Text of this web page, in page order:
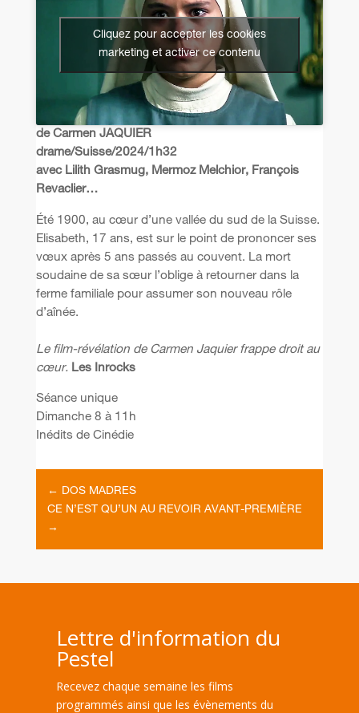
Cliquez pour accepter les cookies
marketing et activer ce contenu
de Carmen JAQUIER
drame/Suisse/2024/1h32
avec Lilith Grasmug, Mermoz Melchior, François
Revaclier…
Été 1900, au cœur d’une vallée du sud de la Suisse.
Elisabeth, 17 ans, est sur le point de prononcer ses
vœux après 5 ans passés au couvent. La mort
soudaine de sa sœur l’oblige à retourner dans la
ferme familiale pour assumer son nouveau rôle
d’aînée.
Le film-révélation de Carmen Jaquier frappe droit au
cœur. Les Inrocks
Séance unique
Dimanche 8 à 11h
Inédits de Cinédie
← DOS MADRES
CE N’EST QU’UN AU REVOIR AVANT-PREMIÈRE
→
Lettre d'information du
Pestel
Recevez chaque semaine les films
programmés ainsi que les évènements du